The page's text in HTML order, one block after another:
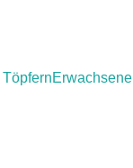
TöpfernErwachsene